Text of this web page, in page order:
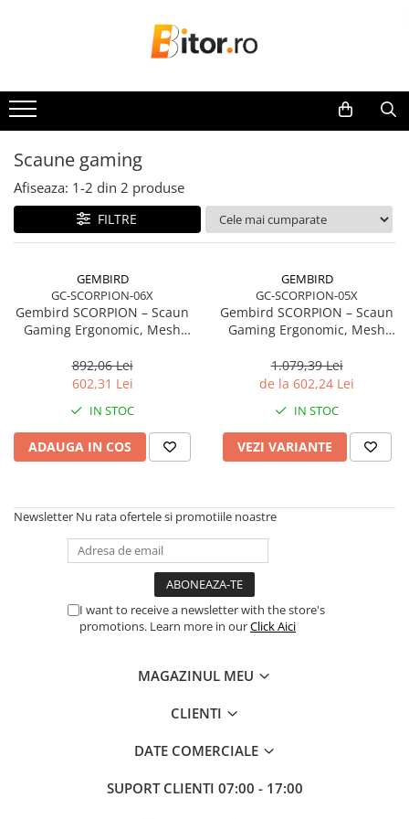
Laptop , PC, Tablete
Laptop-uri
Laptop-uri Gaming
Laptop-uri Workstation
Laptop-uri Business
Desktop PC
Sistem barebone
Acesorii
Imprimante, Scannere,
Imprimante & Multifuncționale
Imprimanta Laser Mono
Imprimante Cerneală
Imprimante Matriciale
Multifuncțional Laser Mono
Accesorii Imprimante & Scannere
Consumabile & Filamente 3D
Consumabile - cerneală
Cerneală & Cap de Printare
Imprimante Large Format Printer
Accesorii Large Format
Plottere & Scannere
Scaune gaming
Afiseaza: 1-2 din 2 produse
FILTRE
GEMBIRD
GC-SCORPION-06X
Gembird SCORPION – Scaun
Gaming Ergonomic, Mesh
Armrests, 160°
892,06 Lei
602,31 Lei
IN STOC
ADAUGA IN COS
GEMBIRD
GC-SCORPION-05X
Gembird SCORPION – Scaun
Gaming Ergonomic, Mesh
Armrests, 160°
1.079,39 Lei
de la 602,24 Lei
IN STOC
VEZI VARIANTE
Newsletter Nu rata ofertele si promotiile noastre
I want to receive a newsletter with the store's
promotions. Learn more in ourClick Aici
MAGAZINUL MEU
CLIENTI
DATE COMERCIALE
SUPORT CLIENTI 07:00 - 17:00